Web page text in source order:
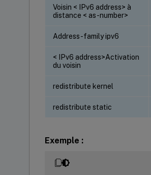
Voisin < IPv6 address> à
distance < as-number>
Address-family ipv6
< IPv6 address>Activation
du voisin
redistribute kernel
redistribute static
Exemple :